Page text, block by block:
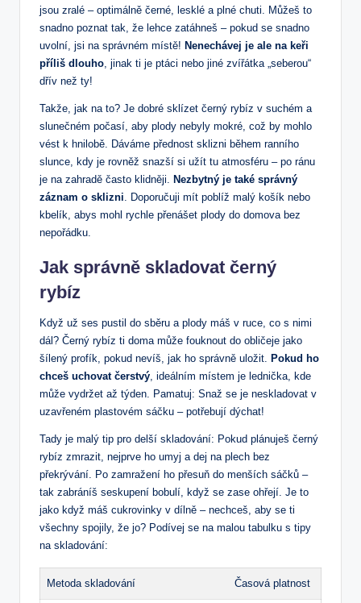
jsou zralé – optimálně černé, lesklé a plné chuti. Můžeš to
snadno poznat tak, že lehce zatáhneš – pokud se snadno
uvolní, jsi na správném místě! Nenechávej je ale na keři
příliš dlouho, jinak ti je ptáci nebo jiné zvířátka „seberou“
dřív než ty!
Takže, jak na to? Je dobré sklízet černý rybíz v suchém a
slunečném počasí, aby plody nebyly mokré, což by mohlo
vést k hnilobě. Dáváme přednost sklizni během ranního
slunce, kdy je rovněž snazší si užít tu atmosféru – po ránu
je na zahradě často klidněji. Nezbytný je také správný
záznam o sklizni. Doporučuji mít poblíž malý košík nebo
kbelík, abys mohl rychle přenášet plody do domova bez
nepořádku.
Jak správně skladovat černý
rybíz
Když už ses pustil do sběru a plody máš v ruce, co s nimi
dál? Černý rybíz ti doma může fouknout do obličeje jako
šílený profík, pokud nevíš, jak ho správně uložit. Pokud ho
chceš uchovat čerstvý, ideálním místem je lednička, kde
může vydržet až týden. Pamatuj: Snaž se je neskladovat v
uzavřeném plastovém sáčku – potřebují dýchat!
Tady je malý tip pro delší skladování: Pokud plánuješ černý
rybíz zmrazit, nejprve ho umyj a dej na plech bez
překrývání. Po zamražení ho přesuň do menších sáčků –
tak zabráníš seskupení bobulí, když se zase ohřejí. Je to
jako když máš cukrovinky v dílně – nechceš, aby se ti
všechny spojily, že jo? Podívej se na malou tabulku s tipy
na skladování:
Metoda skladování Časová platnost